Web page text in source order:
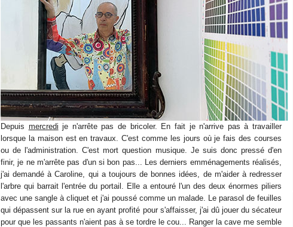
Depuis mercredi je n'arrête pas de bricoler. En fait je n'arrive pas à travailler
lorsque la maison est en travaux. C'est comme les jours où je fais des courses
ou de l'administration. C'est mort question musique. Je suis donc pressé d'en
finir, je ne m'arrête pas d'un si bon pas... Les derniers emménagements réalisés,
j'ai demandé à Caroline, qui a toujours de bonnes idées, de m'aider à redresser
l'arbre qui barrait l'entrée du portail. Elle a entouré l'un des deux énormes piliers
avec une sangle à cliquet et j'ai poussé comme un malade. Le parasol de feuilles
qui dépassent sur la rue en ayant profité pour s'affaisser, j'ai dû jouer du sécateur
pour que les passants n'aient pas à se tordre le cou... Ranger la cave me semble